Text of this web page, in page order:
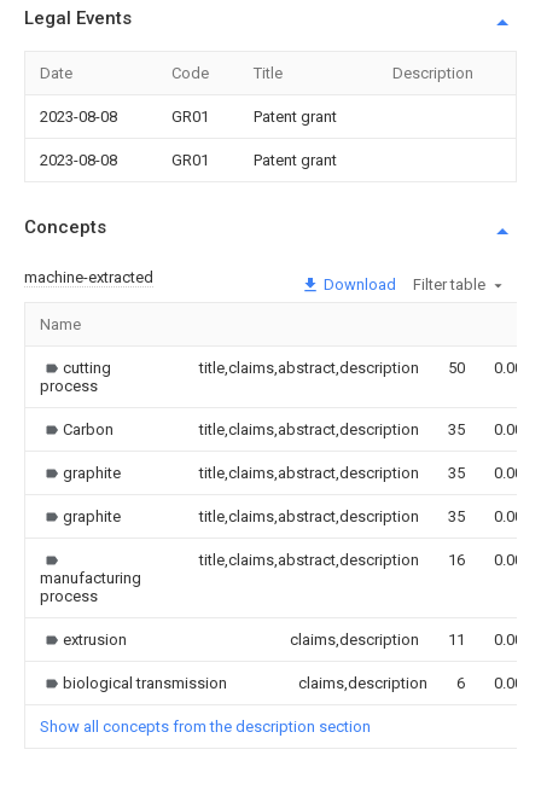
Legal Events
Date Code Title Description
2023-08-08 GR01 Patent grant
2023-08-08 GR01 Patent grant
Concepts
machine-extracted Download Filter table
Name
cutting
process
title,claims,abstract,description 50 0.000
Carbon title,claims,abstract,description 35 0.000
graphite title,claims,abstract,description 35 0.000
graphite title,claims,abstract,description 35 0.000
manufacturing
process
title,claims,abstract,description 16 0.000
extrusion claims,description 11 0.000
biological transmission claims,description 6 0.000
Show all concepts from the description section